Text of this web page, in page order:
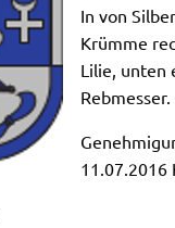
In von
Krümme
Lilie, unten
Rebmesser.
11.07.2016